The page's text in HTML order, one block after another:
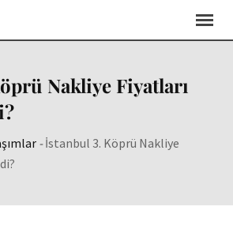
Nakliye Fiyatları
-İstanbul 3. Köprü Nakliye